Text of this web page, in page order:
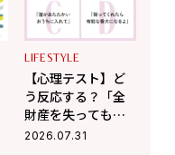
LIFESTYLE
【心理テスト】ど
う反応する？「全
財産を失っても残
るモノ」がわか
2026.07.31